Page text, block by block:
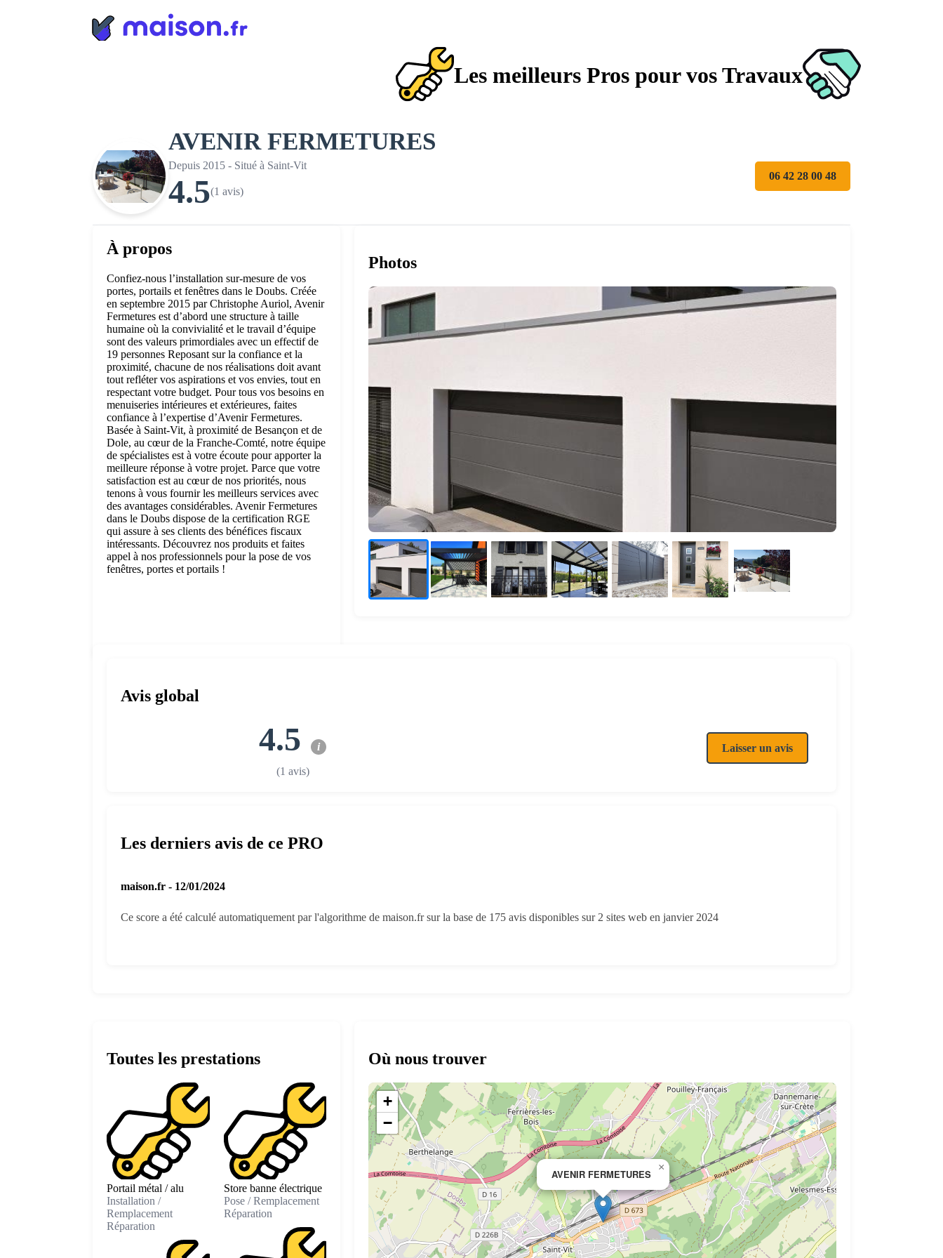
Les meilleurs Pros pour vos Travaux
AVENIR FERMETURES
Depuis 2015 - Situé à Saint-Vit
4.5(1 avis)
06 42 28 00 48
À propos
Confiez-nous l’installation sur-mesure de vos
portes, portails et fenêtres dans le Doubs. Créée
en septembre 2015 par Christophe Auriol, Avenir
Fermetures est d’abord une structure à taille
humaine où la convivialité et le travail d’équipe
sont des valeurs primordiales avec un effectif de
19 personnes Reposant sur la confiance et la
proximité, chacune de nos réalisations doit avant
tout refléter vos aspirations et vos envies, tout en
respectant votre budget. Pour tous vos besoins en
menuiseries intérieures et extérieures, faites
confiance à l’expertise d’Avenir Fermetures.
Basée à Saint-Vit, à proximité de Besançon et de
Dole, au cœur de la Franche-Comté, notre équipe
de spécialistes est à votre écoute pour apporter la
meilleure réponse à votre projet. Parce que votre
satisfaction est au cœur de nos priorités, nous
tenons à vous fournir les meilleurs services avec
des avantages considérables. Avenir Fermetures
dans le Doubs dispose de la certification RGE
qui assure à ses clients des bénéfices fiscaux
intéressants. Découvrez nos produits et faites
appel à nos professionnels pour la pose de vos
fenêtres, portes et portails !
Toutes les prestations
Portail métal / alu
Installation /
Remplacement
Réparation
Store banne électrique
Pose / Remplacement
Réparation
Avis global
4.5 i
(1 avis)
Laisser un avis
Les derniers avis de ce PRO
maison.fr - 12/01/2024
Ce score a été calculé automatiquement par l'algorithme de maison.fr sur la base de 175 avis disponibles sur 2 sites web en janvier 2024
Photos
Où nous trouver
AVENIR FERMETURES
×
+
−